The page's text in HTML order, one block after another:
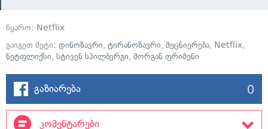
წყარო: Netflix
გაიგეთ მეტი: დინოზავრი, ტირანოზავრი, მეცნიერება, Netflix,
ნეტფლიქსი, სტივენ სპილბერგი, მორგან ფრიმენი
გაზიარება 0
კომენტარები